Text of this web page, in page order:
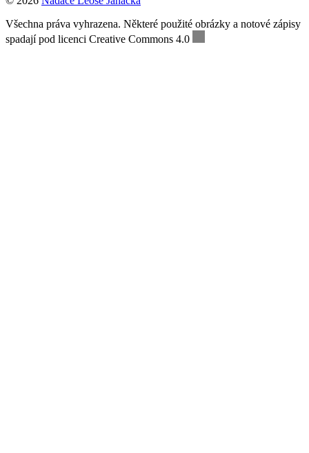
Všechna práva vyhrazena. Některé použité obrázky a notové zápisy
spadají pod licenci Creative Commons 4.0